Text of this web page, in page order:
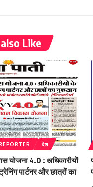
Like
देश
योजना 4.0 : अधिकारीयों
पार्टनर और छात्रों का